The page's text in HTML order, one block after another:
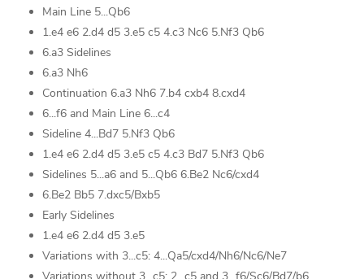
Main Line 5...Qb6
1.e4 e6 2.d4 d5 3.e5 c5 4.c3 Nc6 5.Nf3 Qb6
6.a3 Sidelines
6.a3 Nh6
Continuation 6.a3 Nh6 7.b4 cxb4 8.cxd4
6...f6 and Main Line 6...c4
Sideline 4...Bd7 5.Nf3 Qb6
1.e4 e6 2.d4 d5 3.e5 c5 4.c3 Bd7 5.Nf3 Qb6
Sidelines 5...a6 and 5...Qb6 6.Be2 Nc6/cxd4
6.Be2 Bb5 7.dxc5/Bxb5
Early Sidelines
1.e4 e6 2.d4 d5 3.e5
Variations with 3...c5: 4...Qa5/cxd4/Nh6/Nc6/Ne7